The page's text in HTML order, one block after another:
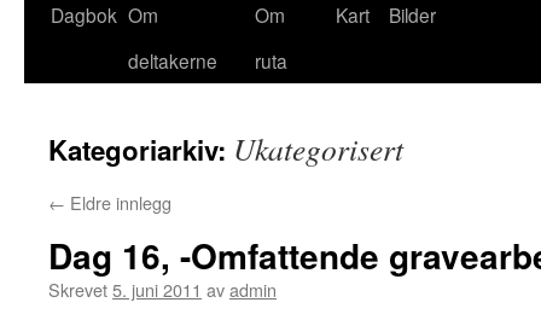
Hopp
Dagbok Om
deltakerne
Om
ruta
Kart Bilder
Kategoriarkiv: Ukategorisert
← Eldre innlegg
Dag 16, -Omfattende
Skrevet5. juni 2011 avadmin